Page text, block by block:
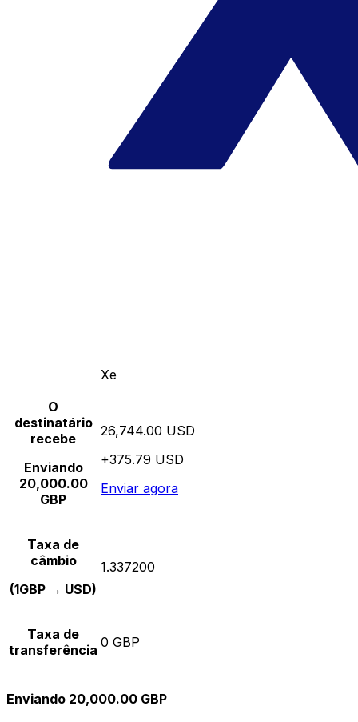
Xe
O
destinatário
recebe
Enviando
20,000.00
GBP
26,744.00 USD
+375.79 USD
Enviar agora
Taxa de
câmbio
(1GBP → USD)
1.337200
Taxa de
transferência 0 GBP
Enviando 20,000.00 GBP